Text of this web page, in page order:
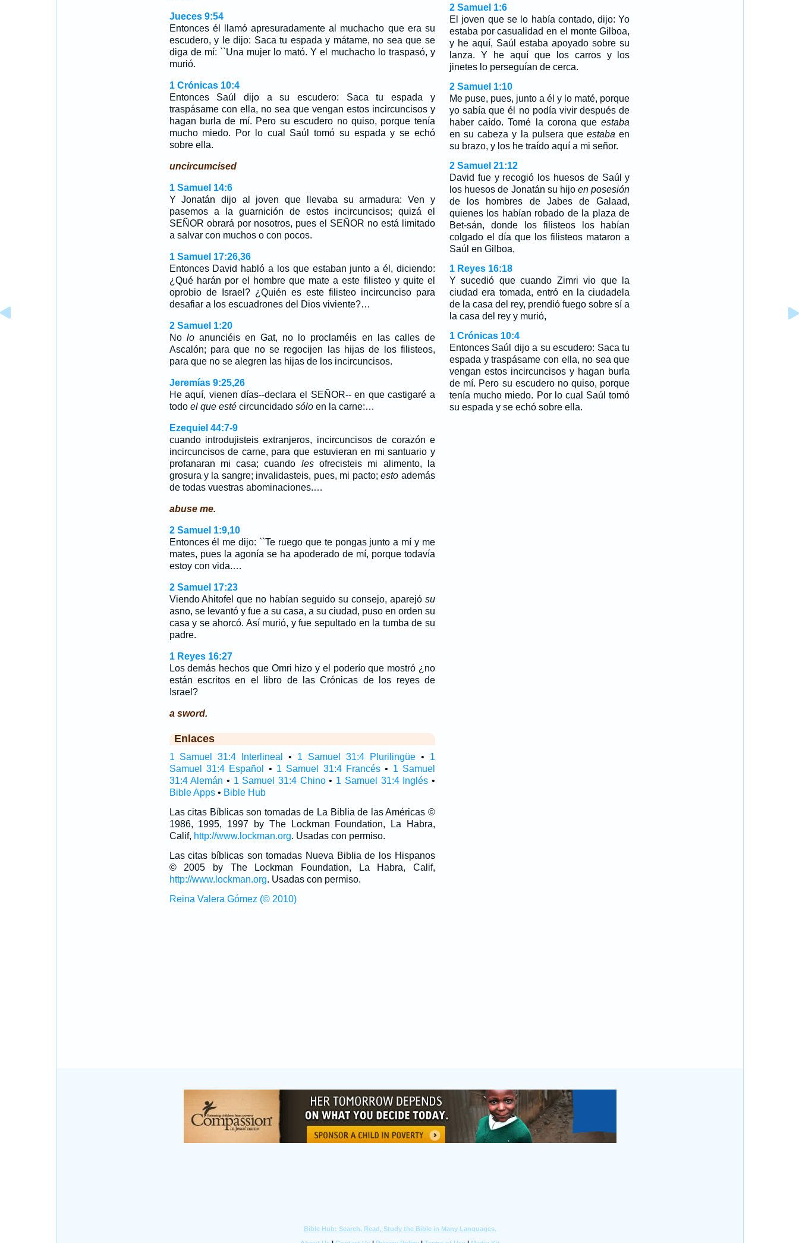
Jueces 9:54
Entonces él llamó apresuradamente al muchacho que era su
escudero, y le dijo: Saca tu espada y mátame, no sea que se
diga de mí: ``Una mujer lo mató. Y el muchacho lo traspasó, y
murió.
1 Crónicas 10:4
Entonces Saúl dijo a su escudero: Saca tu espada y
traspásame con ella, no sea que vengan estos incircuncisos y
hagan burla de mí. Pero su escudero no quiso, porque tenía
mucho miedo. Por lo cual Saúl tomó su espada y se echó
sobre ella.
uncircumcised
1 Samuel 14:6
Y Jonatán dijo al joven que llevaba su armadura: Ven y
pasemos a la guarnición de estos incircuncisos; quizá el
SEÑOR obrará por nosotros, pues el SEÑOR no está limitado
a salvar con muchos o con pocos.
1 Samuel 17:26,36
Entonces David habló a los que estaban junto a él, diciendo:
¿Qué harán por el hombre que mate a este filisteo y quite el
oprobio de Israel? ¿Quién es este filisteo incircunciso para
desafiar a los escuadrones del Dios viviente?…
2 Samuel 1:20
No loanunciéis en Gat, no lo proclaméis en las calles de
Ascalón; para que no se regocijen las hijas de los filisteos,
para que no se alegren las hijas de los incircuncisos.
Jeremías 9:25,26
He aquí, vienen días--declara el SEÑOR-- en que castigaré a
todo el que estécircuncidado sóloen la carne:…
Ezequiel 44:7-9
cuando introdujisteis extranjeros, incircuncisos de corazón e
incircuncisos de carne, para que estuvieran en mi santuario y
profanaran mi casa; cuando lesofrecisteis mi alimento, la
grosura y la sangre; invalidasteis, pues, mi pacto;esto además
de todas vuestras abominaciones.…
abuse me.
2 Samuel 1:9,10
Entonces él me dijo: ``Te ruego que te pongas junto a mí y me
mates, pues la agonía se ha apoderado de mí, porque todavía
estoy con vida.…
2 Samuel 17:23
Viendo Ahitofel que no habían seguido su consejo, aparejó su
asno, se levantó y fue a su casa, a su ciudad, puso en orden su
casa y se ahorcó. Así murió, y fue sepultado en la tumba de su
padre.
1 Reyes 16:27
Los demás hechos que Omri hizo y el poderío que mostró ¿no
están escritos en el libro de las Crónicas de los reyes de
Israel?
a sword.
Enlaces
1 Samuel 31:4 Interlineal • 1 Samuel 31:4 Plurilingüe • 1
Samuel 31:4 Español
• 1 Samuel 31:4 Francés• 1 Samuel
31:4 Alemán • 1 Samuel 31:4 Chino• 1 Samuel 31:4 Inglés •
Bible Apps• Bible Hub
Las citas Bíblicas son tomadas de La Biblia de las Américas ©
1986, 1995, 1997 by The Lockman Foundation, La Habra,
Calif, http://www.lockman.org. Usadas con permiso.
Las citas bíblicas son tomadas Nueva Biblia de los Hispanos
© 2005 by The Lockman Foundation, La Habra, Calif,
http://www.lockman.org. Usadas con permiso.
Reina Valera Gómez (© 2010)
2 Samuel 1:6
El joven que se lo había contado, dijo: Yo
estaba por casualidad en el monte Gilboa,
y he aquí, Saúl estaba apoyado sobre su
lanza. Y he aquí que los carros y los
jinetes lo perseguían de cerca.
2 Samuel 1:10
Me puse, pues, junto a él y lo maté, porque
yo sabía que él no podía vivir después de
haber caído. Tomé la corona queestaba
en su cabeza y la pulsera queestaba en
su brazo, y los he traído aquí a mi señor.
2 Samuel 21:12
David fue y recogió los huesos de Saúl y
los huesos de Jonatán su hijoen posesión
de los hombres de Jabes de Galaad,
quienes los habían robado de la plaza de
Bet-sán, donde los filisteos los habían
colgado el día que los filisteos mataron a
Saúl en Gilboa,
1 Reyes 16:18
Y sucedió que cuando Zimri vio que la
ciudad era tomada, entró en la ciudadela
de la casa del rey, prendió fuego sobre sí a
la casa del rey y murió,
1 Crónicas 10:4
Entonces Saúl dijo a su escudero: Saca tu
espada y traspásame con ella, no sea que
vengan estos incircuncisos y hagan burla
de mí. Pero su escudero no quiso, porque
tenía mucho miedo. Por lo cual Saúl tomó
su espada y se echó sobre ella.